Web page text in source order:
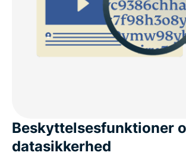
Beskyttelsesfunktioner
datasikkerhed